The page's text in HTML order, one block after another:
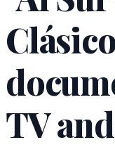
TV